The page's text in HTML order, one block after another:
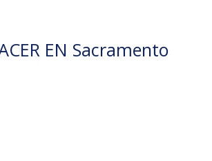
EN Sacramento